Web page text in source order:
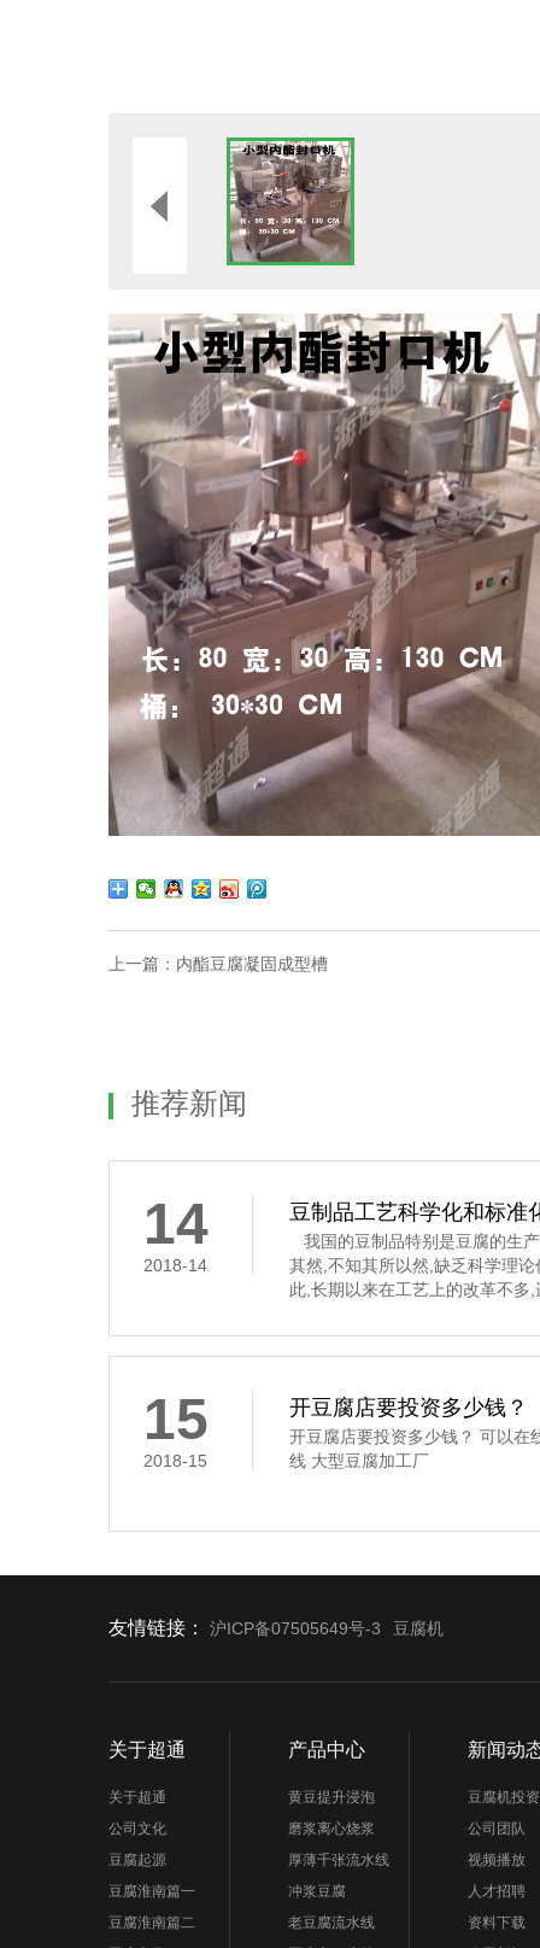
上一篇： 内酯豆腐凝固成型槽
推荐新闻
14
2018-14
豆制品工艺科学化和标准
我国的豆制品特别是豆腐的生
其然,不知其所以然,缺乏科学理
此,长期以来在工艺上的改革不多
凝固这道工序,是通过凝固剂的作
豆腐花,俗称“点花”和“点浆”,这
15
2018-15
开豆腐店要投资多少钱？
开豆腐店要投资多少钱？ 可以在
线 大型豆腐加工厂
友情链接： 沪ICP备07505649号-3 豆腐机
关于超通
关于超通
公司文化
豆腐起源
豆腐淮南篇一
豆腐淮南篇二
产品中心
黄豆提升浸泡
磨浆离心烧浆
厚薄千张流水线
冲浆豆腐
老豆腐流水线
新闻动
豆腐机投
公司团队
视频播放
人才招聘
资料下载